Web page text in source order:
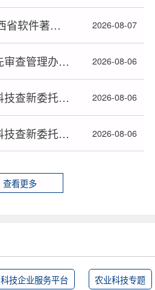
2026年软著新政后江西省软件著作权办理全流程指南 2026-08-07
国知局新版《专利优先审查管理办法》2026年9月1日起施行 2026-08-06
九江市医学课题立项科技查新委托书规范填写指南 2026-08-06
江西省医学课题立项科技查新委托书规范填写指南 2026-08-06
查看更多
科技企业服务平台 农业科技专题